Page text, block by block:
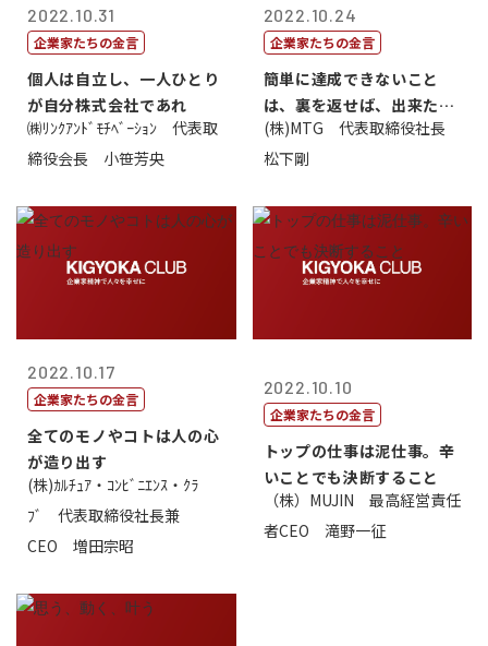
2022.10.31
企業家たちの金言
個人は自立し、一人ひとり
が自分株式会社であれ
㈱ﾘﾝｸｱﾝﾄﾞﾓﾁﾍﾞｰｼｮﾝ 代表取
締役会長 小笹芳央
2022.10.24
企業家たちの金言
簡単に達成できないこと
は、裏を返せば、出来たら
価値があるとい...
(株)MTG 代表取締役社長
松下剛
2022.10.17
企業家たちの金言
全てのモノやコトは人の心
が造り出す
(株)ｶﾙﾁｭｱ・ｺﾝﾋﾞﾆｴﾝｽ・ｸﾗ
ﾌﾞ 代表取締役社長兼
CEO 増田宗昭
2022.10.10
企業家たちの金言
トップの仕事は泥仕事。辛
いことでも決断すること
（株）MUJIN 最高経営責任
者CEO 滝野一征